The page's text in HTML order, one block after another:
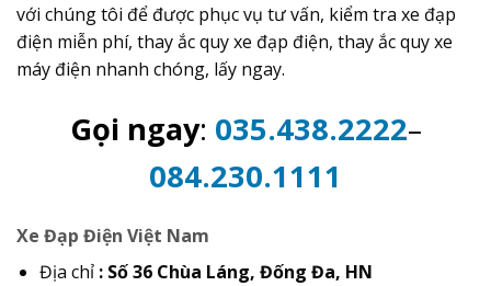
với chúng tôi để được phục vụ tư vấn, kiểm tra xe đạp
điện miễn phí, thay ắc quy xe đạp điện, thay ắc quy xe
máy điện nhanh chóng, lấy ngay.
Gọi ngay: 035.438.2222–
084.230.1111
Xe Đạp Điện Việt Nam
Địa chỉ : Số 36 Chùa Láng, Đống Đa, HN